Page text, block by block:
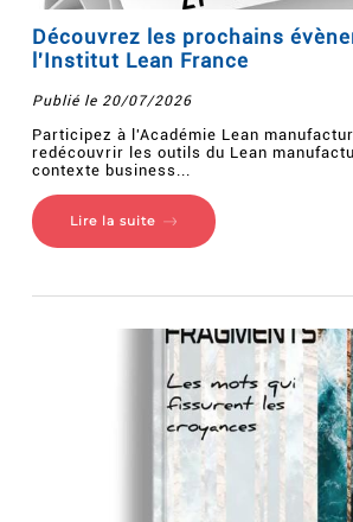
Découvrez les prochains
l'Institut Lean France
Publié le 20/07/2026
Participez à l'Académie Lean
redécouvrir les outils du Lean
contexte business...
Lire la suite